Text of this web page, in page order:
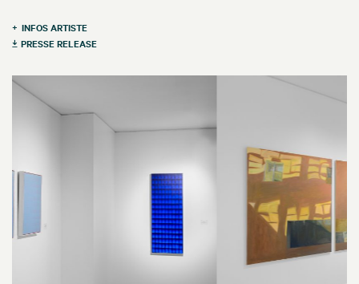
INFOS ARTISTE
PRESSE RELEASE